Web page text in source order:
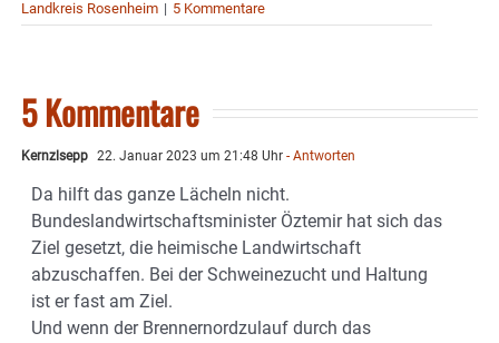
Landkreis Rosenheim | 5 Kommentare
5 Kommentare
Kernzlsepp 22. Januar 2023 um 21:48 Uhr - Antworten
Da hilft das ganze Lächeln nicht.
Bundeslandwirtschaftsminister Öztemir hat sich das
Ziel gesetzt, die heimische Landwirtschaft
abzuschaffen. Bei der Schweinezucht und Haltung
ist er fast am Ziel.
Und wenn der Brennernordzulauf durch das